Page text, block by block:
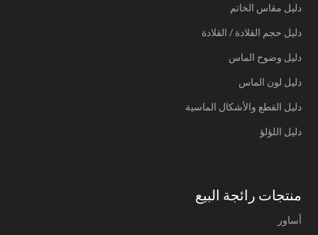
دليل مقاس الخاتم
دليل حجم القلادة / القلادة
دليل وضوح الماس
دليل لون الماس
دليل القطع والأشكال الماسية
دليل اللؤلؤ
منتجات رائجة البيع
أساور